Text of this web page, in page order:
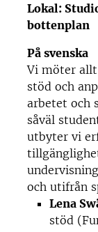
Lokal:
bottenplan
På svenska
Vi möter
stöd och
arbetet och
såväl
utbyter vi
och utifrån
Lena
stöd